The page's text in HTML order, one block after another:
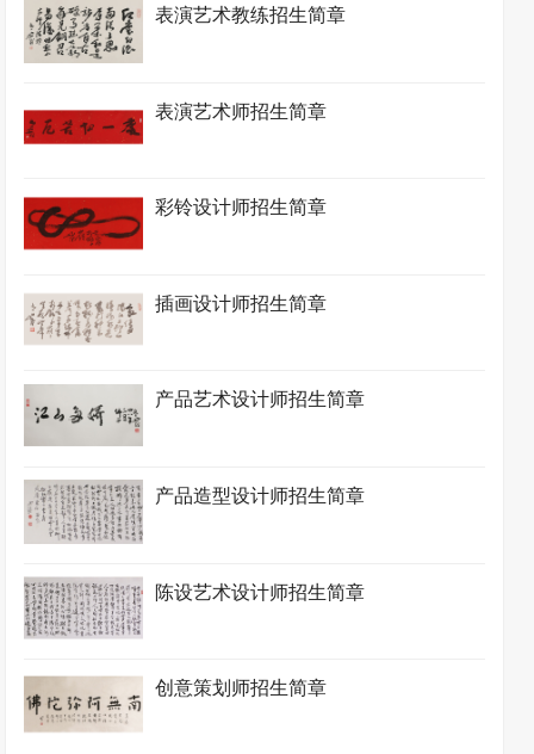
表演艺术教练招生简章
表演艺术师招生简章
彩铃设计师招生简章
插画设计师招生简章
产品艺术设计师招生简章
产品造型设计师招生简章
陈设艺术设计师招生简章
创意策划师招生简章